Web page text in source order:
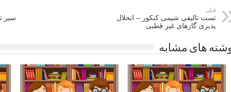
قبلی
تست تالیفی شیمی کنکور – انحلال
پذیری گازهای غیر قطبی
سیر
های مشابه